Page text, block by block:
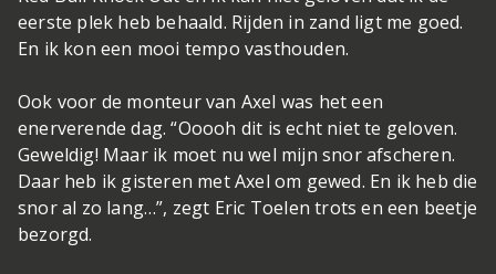
eerste plek heb behaald. Rijden in zand ligt me goed.
En ik kon een mooi tempo vasthouden.
Ook voor de monteur van Axel was het een
enerverende dag. “Ooooh dit is echt niet te geloven.
Geweldig! Maar ik moet nu wel mijn snor afscheren.
Daar heb ik gisteren met Axel om gewed. En ik heb die
snor al zo lang…”, zegt Eric Toelen trots en een beetje
bezorgd.